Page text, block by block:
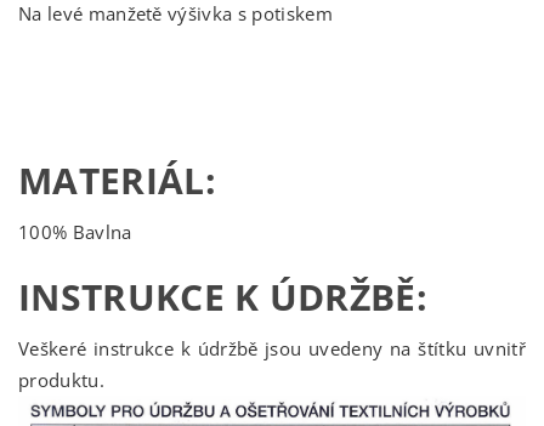
Na levé manžetě výšivka s potiskem
MATERIÁL:
100% Bavlna
INSTRUKCE K ÚDRŽBĚ:
Veškeré instrukce k údržbě jsou uvedeny na štítku uvnitř
produktu.